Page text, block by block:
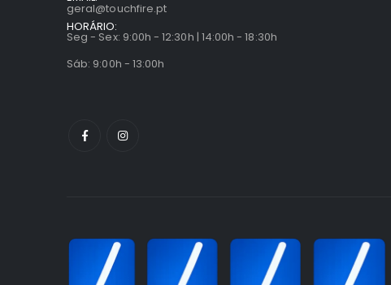
geral@touchfire.pt
HORÁRIO:
Seg - Sex: 9:00h - 12:30h | 14:00h - 18:30h
Sáb: 9:00h - 13:00h